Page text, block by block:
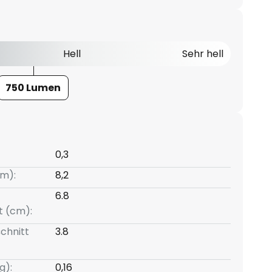
Hell Sehr hell
750 Lumen
0,3
8,2
(cm):
6.8
3.8
0,16